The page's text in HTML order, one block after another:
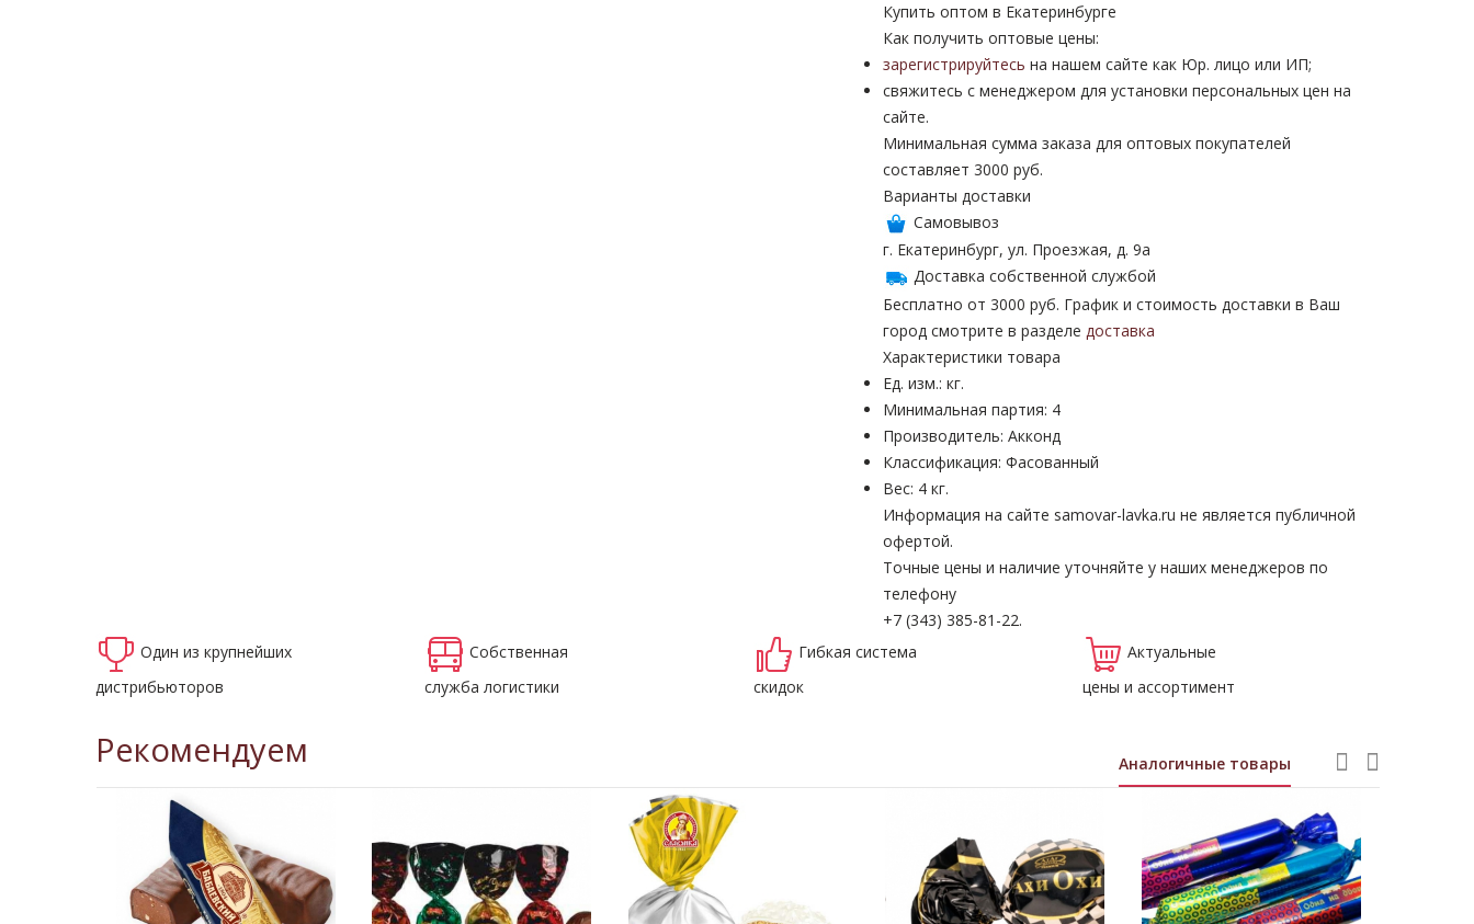
Купить оптом в Екатеринбурге
Как получить оптовые цены:
зарегистрируйтесь на нашем сайте как Юр. лицо или ИП;
свяжитесь с менеджером для установки персональных цен на
сайте.
Минимальная сумма заказа для оптовых покупателей
составляет 3000 руб.
Варианты доставки
Самовывоз
г. Екатеринбург, ул. Проезжая, д. 9а
Доставка собственной службой
Бесплатно от 3000 руб. График и стоимость доставки в Ваш
город смотрите в разделе доставка
Характеристики товара
Ед. изм.: кг.
Минимальная партия: 4
Производитель: Акконд
Классификация: Фасованный
Вес: 4 кг.
Информация на сайте samovar-lavka.ru не является публичной
офертой.
Точные цены и наличие уточняйте у наших менеджеров по
телефону
+7 (343) 385-81-22.
Один из крупнейших
дистрибьюторов
Собственная
служба логистики
Гибкая система
скидок
Актуальные
цены и ассортимент
Рекомендуем Аналогичные товары